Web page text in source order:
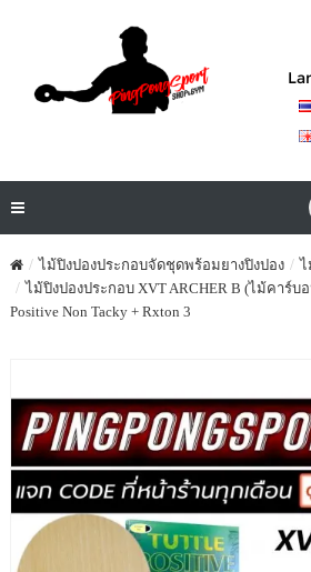
ไม้ปิงปองประกอบจัดชุดพร้อมยางปิงปอง
ไ
ไม้ปิงปองประกอบ XVT ARCHER B (ไม้คาร์บ
Positive Non Tacky + Rxton 3